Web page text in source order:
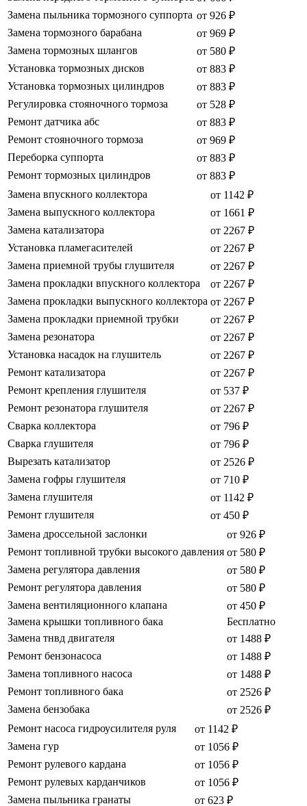
Замена пыльника тормозного суппорта от 926 ₽
Замена тормозного барабана
от 969 ₽
Замена тормозных шлангов
от 580 ₽
Установка тормозных дисков
от 883 ₽
Установка тормозных цилиндров
от 883 ₽
Регулировка стояночного тормоза
от 528 ₽
Ремонт датчика абс
от 883 ₽
Ремонт стояночного тормоза
от 969 ₽
Переборка суппорта
от 883 ₽
Ремонт тормозных цилиндров
от 883 ₽
Замена впускного коллектора
от 1142 ₽
Замена выпускного коллектора
от 1661 ₽
Замена катализатора
от 2267 ₽
Установка пламегасителей
от 2267 ₽
Замена приемной трубы глушителя
от 2267 ₽
Замена прокладки впускного коллектора
от 2267 ₽
Замена прокладки выпускного коллектора от 2267 ₽
Замена прокладки приемной трубки
от 2267 ₽
Замена резонатора
от 2267 ₽
Установка насадок на глушитель
от 2267 ₽
Ремонт катализатора
от 2267 ₽
Ремонт крепления глушителя
от 537 ₽
Ремонт резонатора глушителя
от 2267 ₽
Сварка коллектора
от 796 ₽
Сварка глушителя
от 796 ₽
Вырезать катализатор
от 2526 ₽
Замена гофры глушителя
от 710 ₽
Замена глушителя
от 1142 ₽
Ремонт глушителя
от 450 ₽
Замена дроссельной заслонки
от 926 ₽
Ремонт топливной трубки высокого давления от 580 ₽
Замена регулятора давления
от 580 ₽
Ремонт регулятора давления
от 580 ₽
Замена вентиляционного клапана
от 450 ₽
Замена крышки топливного бака
Бесплатно
Замена тнвд двигателя
от 1488 ₽
Ремонт бензонасоса
от 1488 ₽
Замена топливного насоса
от 1488 ₽
Ремонт топливного бака
от 2526 ₽
Замена бензобака
от 2526 ₽
Ремонт насоса гидроусилителя руля
от 1142 ₽
Замена гур
от 1056 ₽
Ремонт рулевого кардана
от 1056 ₽
Ремонт рулевых карданчиков
от 1056 ₽
Замена пыльника гранаты
от 623 ₽